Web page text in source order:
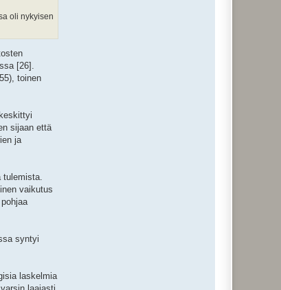
oli nykyisen
[26].
toinen
sijaan että
ja
tulemista.
vaikutus
syntyi
laskelmia